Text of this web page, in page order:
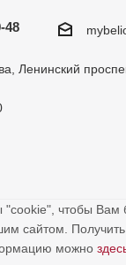
48
Ленинский
чтобы Вам
сайтом.
можно